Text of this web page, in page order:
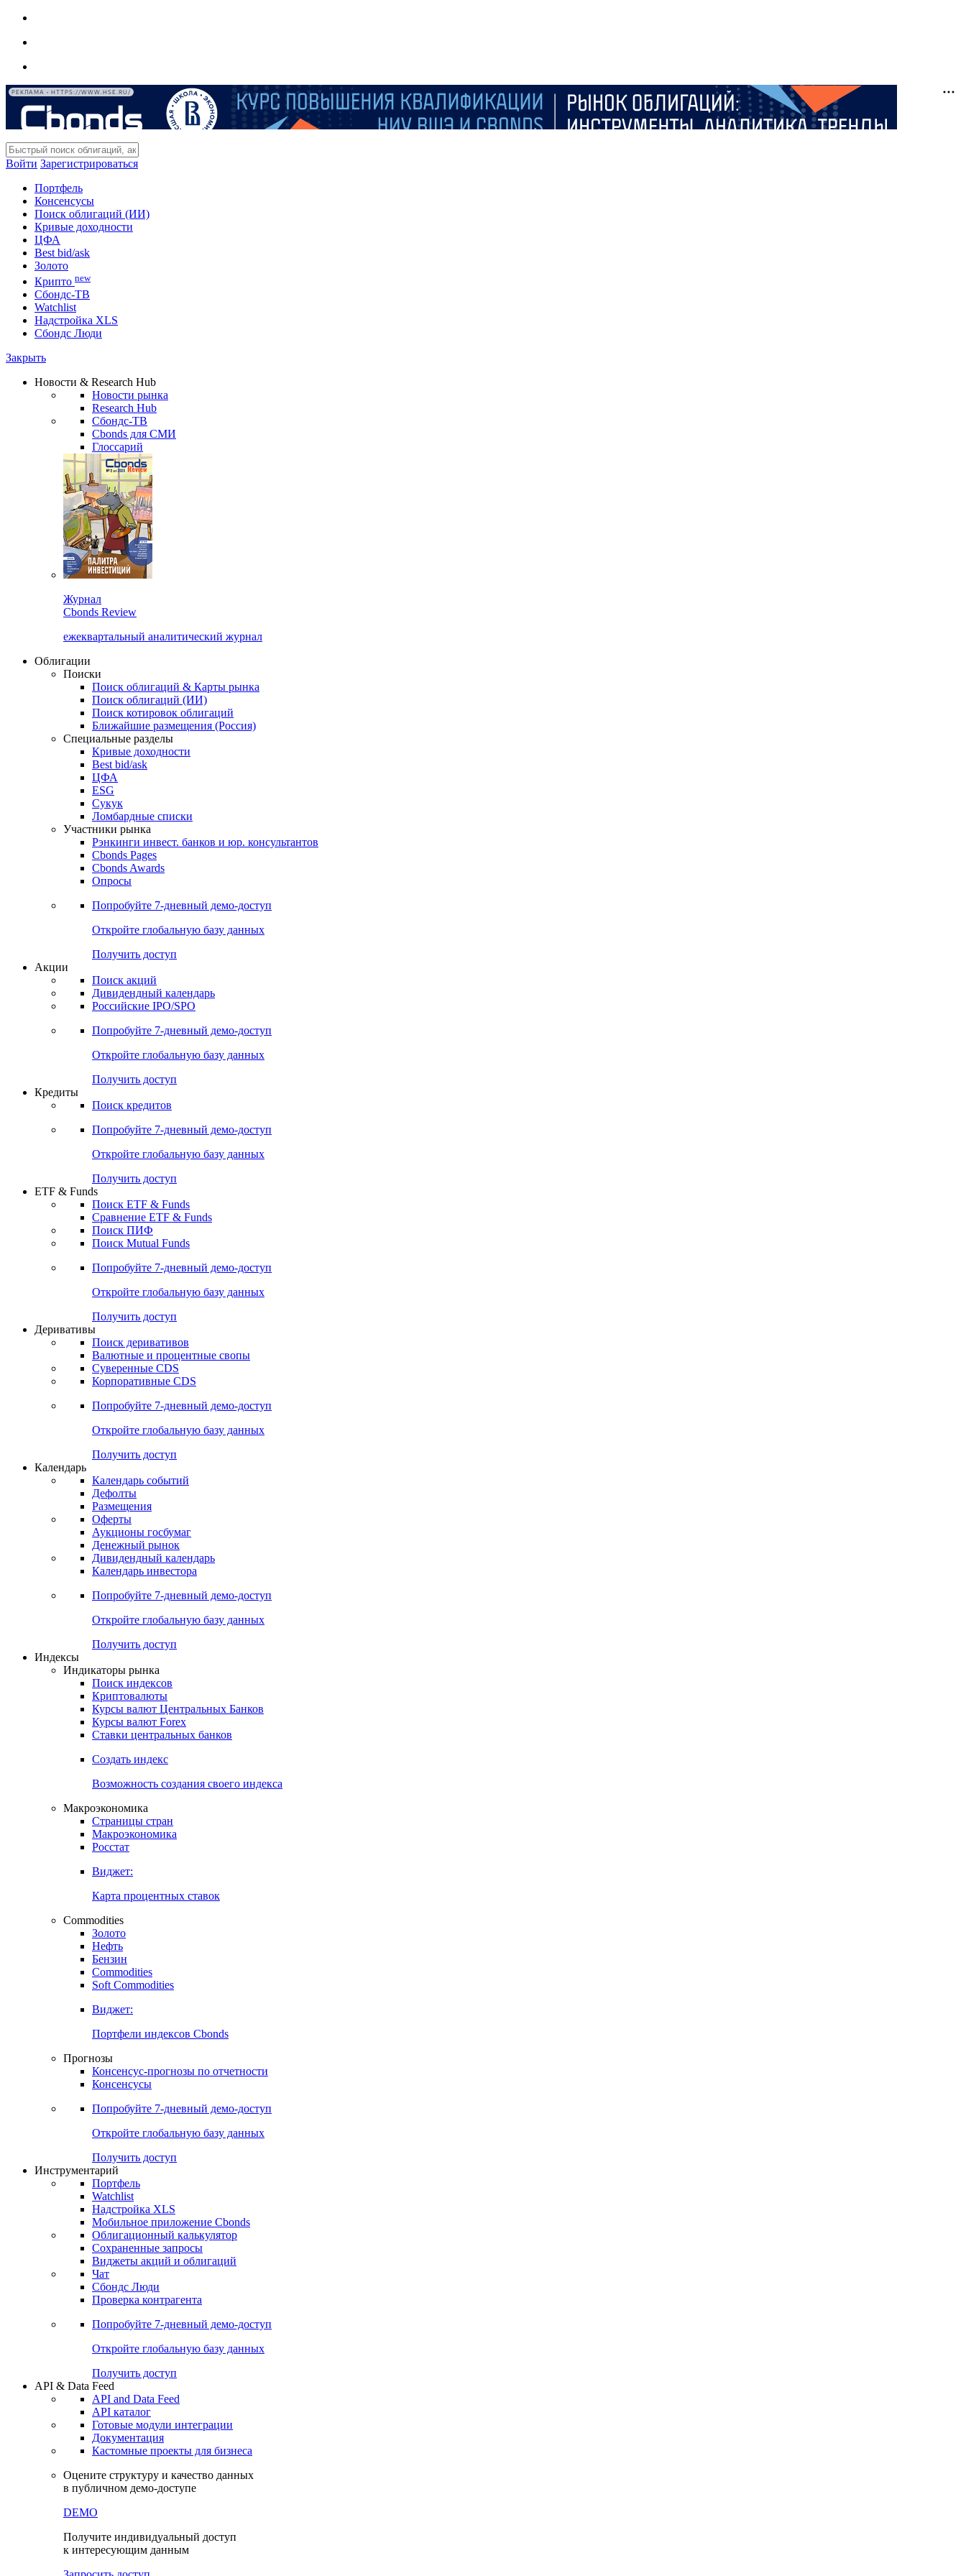
РЕКЛАМА • HTTPS://WWW.HSE.RU/
Войти Зарегистрироваться
Портфель
Консенсусы
Поиск облигаций (ИИ)
Кривые доходности
ЦФА
Best bid/ask
Золото
Крипто new
Сбондс-ТВ
Watchlist
Надстройка XLS
Сбондс Люди
Закрыть
Новости & Research Hub
Новости рынка
Research Hub
Сбондс-ТВ
Cbonds для СМИ
Глоссарий
Журнал
Cbonds Review
ежеквартальный аналитический журнал
Облигации
Поиски
Поиск облигаций & Карты рынка
Поиск облигаций (ИИ)
Поиск котировок облигаций
Ближайшие размещения (Россия)
Специальные разделы
Кривые доходности
Best bid/ask
ЦФА
ESG
Сукук
Ломбардные списки
Участники рынка
Рэнкинги инвест. банков и юр. консультантов
Cbonds Pages
Cbonds Awards
Опросы
Попробуйте 7-дневный демо-доступ
Откройте глобальную базу данных
Получить доступ
Акции
Поиск акций
Дивидендный календарь
Российские IPO/SPO
Попробуйте 7-дневный демо-доступ
Откройте глобальную базу данных
Получить доступ
Кредиты
Поиск кредитов
Попробуйте 7-дневный демо-доступ
Откройте глобальную базу данных
Получить доступ
ETF & Funds
Поиск ETF & Funds
Сравнение ETF & Funds
Поиск ПИФ
Поиск Mutual Funds
Попробуйте 7-дневный демо-доступ
Откройте глобальную базу данных
Получить доступ
Деривативы
Поиск деривативов
Валютные и процентные свопы
Суверенные CDS
Корпоративные CDS
Попробуйте 7-дневный демо-доступ
Откройте глобальную базу данных
Получить доступ
Календарь
Календарь событий
Дефолты
Размещения
Оферты
Аукционы госбумаг
Денежный рынок
Дивидендный календарь
Календарь инвестора
Попробуйте 7-дневный демо-доступ
Откройте глобальную базу данных
Получить доступ
Индексы
Индикаторы рынка
Поиск индексов
Криптовалюты
Курсы валют Центральных Банков
Курсы валют Forex
Ставки центральных банков
Создать индекс
Возможность создания своего индекса
Макроэкономика
Страницы стран
Макроэкономика
Росстат
Виджет:
Карта процентных ставок
Commodities
Золото
Нефть
Бензин
Commodities
Soft Commodities
Виджет:
Портфели индексов Cbonds
Прогнозы
Консенсус-прогнозы по отчетности
Консенсусы
Попробуйте 7-дневный демо-доступ
Откройте глобальную базу данных
Получить доступ
Инструментарий
Портфель
Watchlist
Надстройка XLS
Мобильное приложение Cbonds
Облигационный калькулятор
Сохраненные запросы
Виджеты акций и облигаций
Чат
Сбондс Люди
Проверка контрагента
Попробуйте 7-дневный демо-доступ
Откройте глобальную базу данных
Получить доступ
API & Data Feed
API and Data Feed
API каталог
Готовые модули интеграции
Документация
Кастомные проекты для бизнеса
Оцените структуру и качество данных
в публичном демо-доступе
DEMO
Получите индивидуальный доступ
к интересующим данным